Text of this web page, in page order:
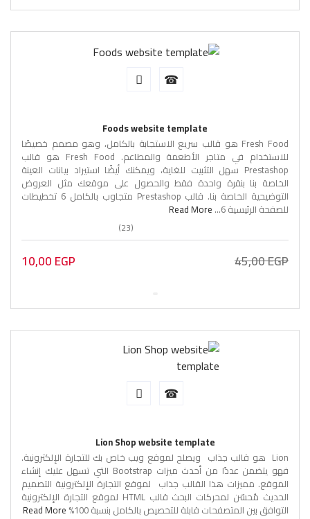
Foods website template
Fresh Food هو قالب سريع الاستجابة بالكامل، وهو مصمم خصيصًا
للاستخدام في متاجر الأطعمة والمطاعم. Fresh Food هو قالب
Prestashop سهل التثبيت للغاية، ويمكنك أيضًا استيراد بيانات العينة
الخاصة بنا بنقرة واحدة فقط والحصول على موقعك مثل العروض
التوضيحية الخاصة بنا. قالب Prestashop متجاوب بالكامل 6 تخطيطات
للصفحة الرئيسية 6... Read More
(23)
10,00EGP 45,00EGP
Lion Shop website template
Lion هو قالب جذاب ويصلح لموقع ويب خاص بك للتجارة الإلكترونية.
فهو يتضمن عددًا من أحدث ميزات Bootstrap التي تسهل عليك إنشاء
الموقع. مميزات هذا القالب جذاب لموقع التجارة الإلكترونية التصميم
الحديث مُحسّن لمحركات البحث قالب HTML لموقع التجارة الإلكترونية
التوافق بين المتصفحات قابلة للتخصيص بالكامل بنسبة 100% Read More